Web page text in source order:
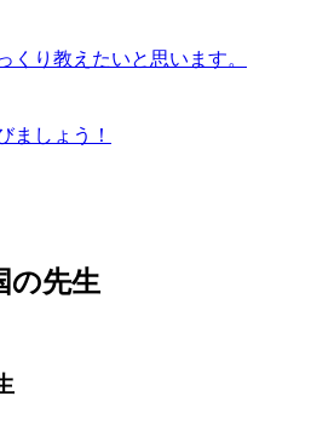
くり教えたいと思います。
ましょう！
の先生